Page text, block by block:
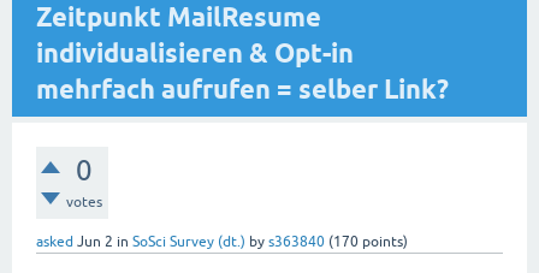
Zeitpunkt MailResume
individualisieren & Opt-in
mehrfach aufrufen = selber Link?
0
votes
asked Jun 2 in SoSci Survey (dt.) by s363840 (170 points)